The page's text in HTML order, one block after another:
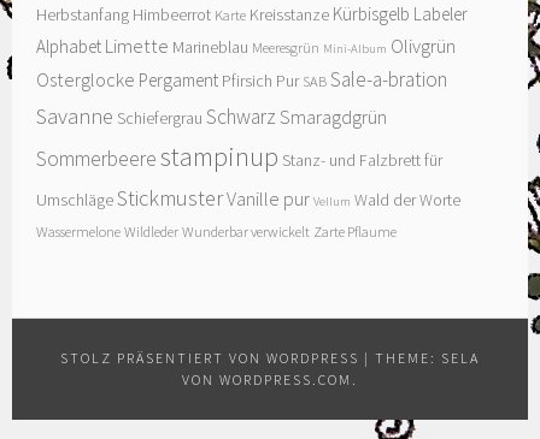
Herbstanfang Himbeerrot Karte Kreisstanze Kürbisgelb Labeler
Alphabet Limette Marineblau Meeresgrün Mini-Album Olivgrün
Osterglocke Pergament Pfirsich Pur SAB Sale-a-bration
Savanne Schiefergrau Schwarz Smaragdgrün
Sommerbeerestampinup Stanz- und Falzbrett für
UmschlägeStickmusterVanille pur Vellum Wald der Worte
Wassermelone Wildleder Wunderbar verwickelt Zarte Pflaume
STOLZ PRÄSENTIERT VON WORDPRESS | THEME: SELA
VON WORDPRESS.COM